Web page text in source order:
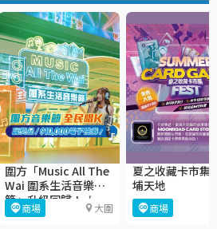
圍方「Music All The
Wai 圍系生活音樂
節」升級回歸！🎶
商場 大圍
夏之收藏卡市集
埔天地
商場